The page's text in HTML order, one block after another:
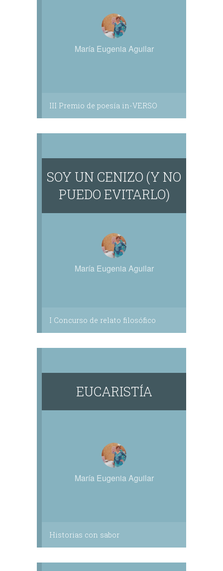
María Eugenia Aguilar
III Premio de poesía in-VERSO
SOY UN CENIZO (Y NO
PUEDO EVITARLO)
María Eugenia Aguilar
I Concurso de relato filosófico
EUCARISTÍA
María Eugenia Aguilar
Historias con sabor